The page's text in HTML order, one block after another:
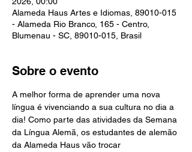
Alameda Haus Artes e Idiomas, 89010-015
- Alameda Rio Branco, 165 - Centro,
Blumenau - SC, 89010-015, Brasil
Sobre o evento
A melhor forma de aprender uma nova
língua é vivenciando a sua cultura no dia a
dia! Como parte das atividades da Semana
da Língua Alemã, os estudantes de alemão
da Alameda Haus vão trocar